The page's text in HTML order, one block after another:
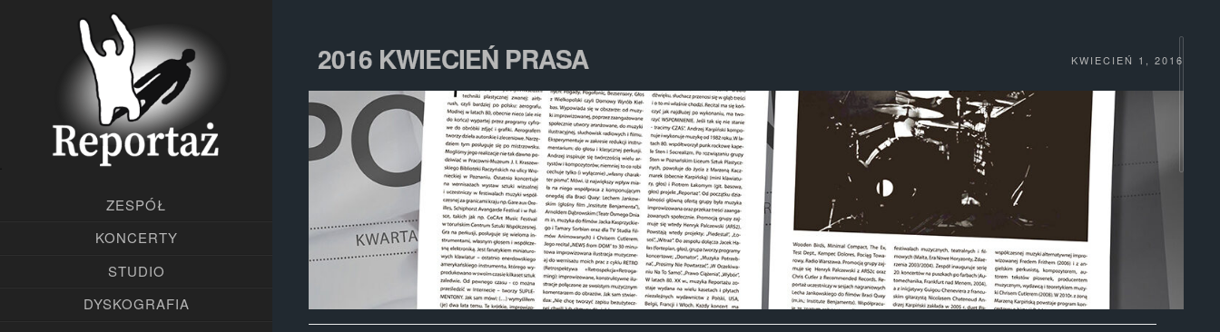
ZESPÓŁ
KONCERTY
STUDIO
DYSKOGRAFIA
2016 KWIECIEŃ PRASA KWIECIEŃ 1, 2016